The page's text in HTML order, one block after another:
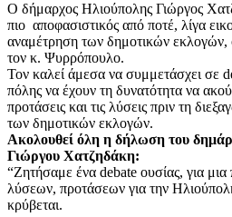
Ο δήμαρχος Ηλιούπολης Γιώργος
πιο αποφασιστικός από ποτέ, λίγα
αναμέτρηση των δημοτικών εκλογών,
τον κ. Ψυρρόπουλο.
Τον καλεί άμεσα να συμμετάσχει σε
πόλης να έχουν τη δυνατότητα να
προτάσεις και τις λύσεις πριν τη
των δημοτικών εκλογών.
Ακολουθεί όλη η δήλωση του
Γιώργου Χατζηδάκη:
“Ζητήσαμε ένα debate ουσίας, για
λύσεων, προτάσεων για την
κρύβεται.